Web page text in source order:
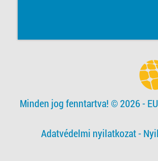
Minden jog fenntartva! © 2026 -
Adatvédelmi nyilatkozat -